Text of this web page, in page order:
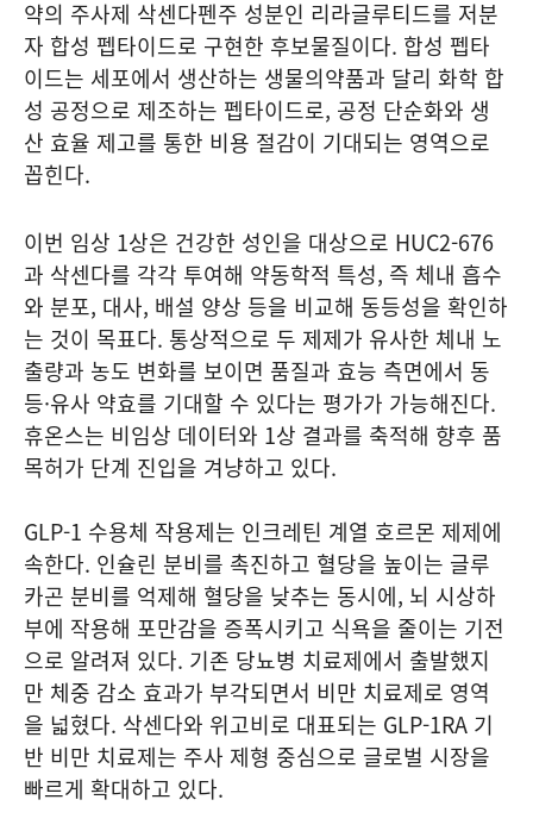
약의 주사제 삭센다펜주 성분인 리라글루티드를 저분
자 합성 펩타이드로 구현한 후보물질이다. 합성 펩타
이드는 세포에서 생산하는 생물의약품과 달리 화학 합
성 공정으로 제조하는 펩타이드로, 공정 단순화와 생
산 효율 제고를 통한 비용 절감이 기대되는 영역으로
꼽힌다.
이번 임상 1상은 건강한 성인을 대상으로 HUC2-676
과 삭센다를 각각 투여해 약동학적 특성, 즉 체내 흡수
와 분포, 대사, 배설 양상 등을 비교해 동등성을 확인하
는 것이 목표다. 통상적으로 두 제제가 유사한 체내 노
출량과 농도 변화를 보이면 품질과 효능 측면에서 동
등·유사 약효를 기대할 수 있다는 평가가 가능해진다.
휴온스는 비임상 데이터와 1상 결과를 축적해 향후 품
목허가 단계 진입을 겨냥하고 있다.
GLP-1 수용체 작용제는 인크레틴 계열 호르몬 제제에
속한다. 인슐린 분비를 촉진하고 혈당을 높이는 글루
카곤 분비를 억제해 혈당을 낮추는 동시에, 뇌 시상하
부에 작용해 포만감을 증폭시키고 식욕을 줄이는 기전
으로 알려져 있다. 기존 당뇨병 치료제에서 출발했지
만 체중 감소 효과가 부각되면서 비만 치료제로 영역
을 넓혔다. 삭센다와 위고비로 대표되는 GLP-1RA 기
반 비만 치료제는 주사 제형 중심으로 글로벌 시장을
빠르게 확대하고 있다.